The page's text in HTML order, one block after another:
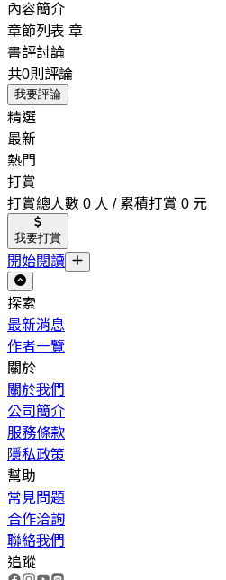
內容簡介
章節列表 章
書評討論
共0則評論
我要評論
精選
最新
熱門
打賞
打賞總人數 0 人 / 累積打賞 0 元
我要打賞
開始閱讀
探索
最新消息
作者一覽
關於
關於我們
公司簡介
服務條款
隱私政策
幫助
常見問題
合作洽詢
聯絡我們
追蹤